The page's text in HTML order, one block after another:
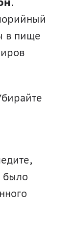
в пище
было